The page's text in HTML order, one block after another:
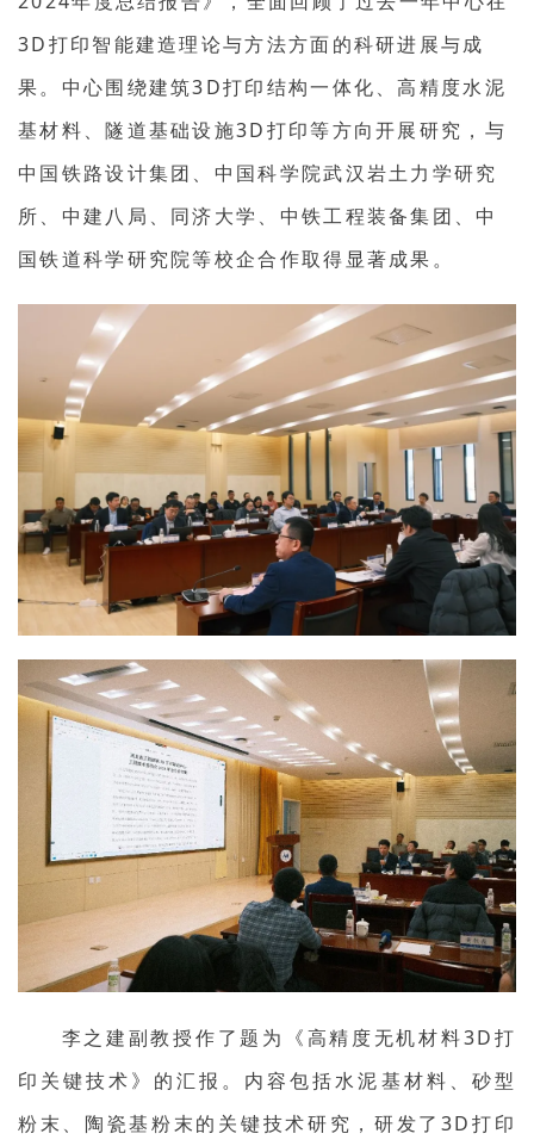
3D打印智能建造理论与方法方面的科研进展与成
果。中心围绕建筑3D打印结构一体化、高精度水泥
基材料、隧道基础设施3D打印等方向开展研究，与
中国铁路设计集团、中国科学院武汉岩土力学研究
所、中建八局、同济大学、中铁工程装备集团、中
国铁道科学研究院等校企合作取得显著成果。
李之建副教授作了题为《高精度无机材料3D打
印关键技术》的汇报。内容包括水泥基材料、砂型
粉末、陶瓷基粉末的关键技术研究，研发了3D打印